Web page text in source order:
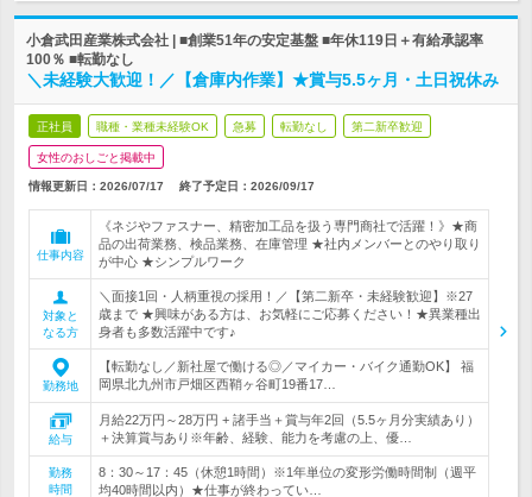
小倉武田産業株式会社 | ■創業51年の安定基盤 ■年休119日＋有給承認率
100％ ■転勤なし
＼未経験大歓迎！／【倉庫内作業】★賞与5.5ヶ月・土日祝休み
正社員 職種・業種未経験OK 急募 転勤なし 第二新卒歓迎
女性のおしごと掲載中
情報更新日：2026/07/17 終了予定日： 2026/09/17
仕事内容
《ネジやファスナー、精密加工品を扱う専門商社で活躍！》★商
品の出荷業務、検品業務、在庫管理 ★社内メンバーとのやり取り
が中心 ★シンプルワーク
対象と
なる方
＼面接1回・人柄重視の採用！／【第二新卒・未経験歓迎】※27
歳まで ★興味がある方は、お気軽にご応募ください！★異業種出
身者も多数活躍中です♪
勤務地
【転勤なし／新社屋で働ける◎／マイカー・バイク通勤OK】 福
岡県北九州市戸畑区西鞘ヶ谷町19番17…
給与
月給22万円～28万円 + 諸手当＋賞与年2回（5.5ヶ月分実績あり）
＋決算賞与あり※年齢、経験、能力を考慮の上、優…
勤務
時間
8：30～17：45（休憩1時間）※1年単位の変形労働時間制（週平
均40時間以内）★仕事が終わってい…